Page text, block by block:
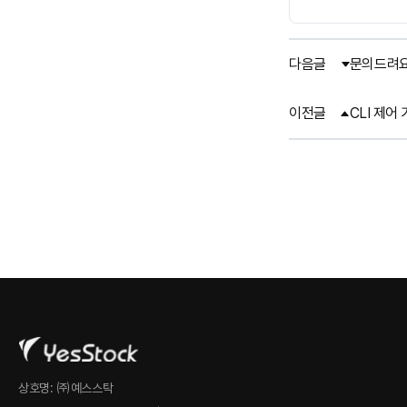
다음글 문의드려
이전글 CLI 제어
상호명: ㈜예스스탁